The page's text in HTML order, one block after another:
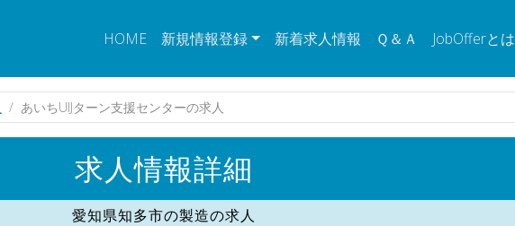
HOME 新規情報登録 新着求人情報 Ｑ＆Ａ JobOfferとは
あいちUIJターン支援センターの求人
求人情報詳細
愛知県知多市の製造の求人